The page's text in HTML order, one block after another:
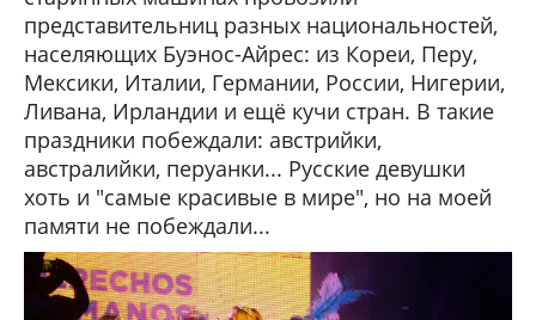
представительниц разных национальностей,
населяющих Буэнос-Айрес: из Кореи, Перу,
Мексики, Италии, Германии, России, Нигерии,
Ливана, Ирландии и ещё кучи стран. В такие
праздники побеждали: австрийки,
австралийки, перуанки... Русские девушки
хоть и "самые красивые в мире", но на моей
памяти не побеждали...